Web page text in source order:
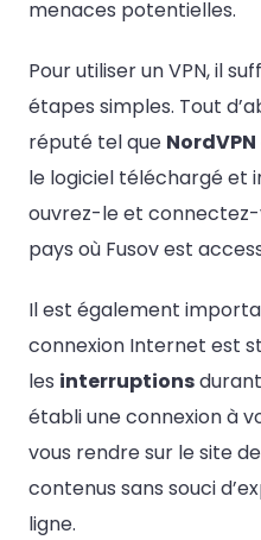
menaces potentielles.
Pour utiliser un VPN, il
étapes simples. Tout
réputé tel que NordVPN
le logiciel téléchargé et
ouvrez-le et connectez-
pays où Fusov est
Il est également
connexion Internet est
les interruptions
établi une connexion à
vous rendre sur le site
contenus sans souci
ligne.